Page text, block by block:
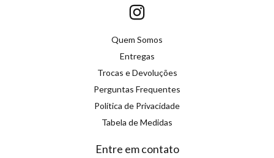
Quem Somos
Entregas
Trocas e Devoluções
Perguntas Frequentes
Política de Privacidade
Tabela de Medidas
Entre em contato